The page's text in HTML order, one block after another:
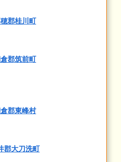
郡桂川町
郡筑前町
郡東峰村
郡大刀洗町